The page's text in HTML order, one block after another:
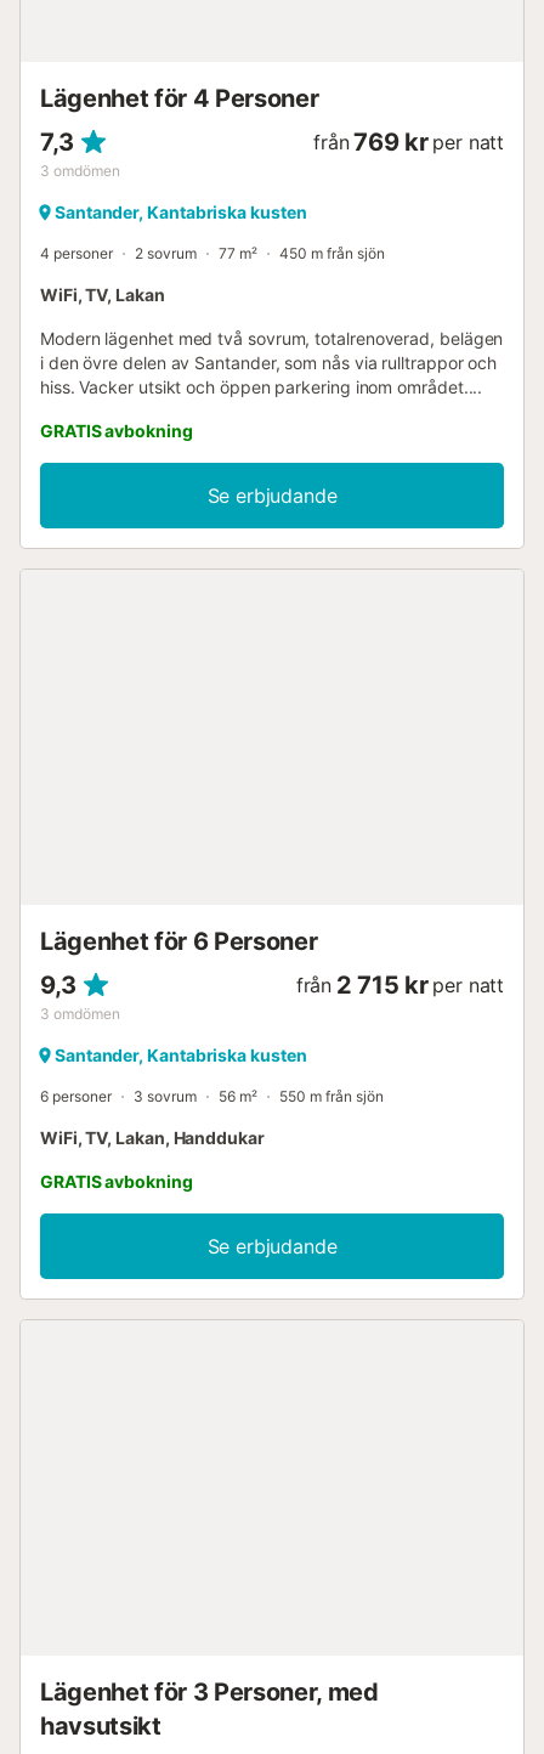
Lägenhet för 4 Personer
7,3
3 omdömen
från 769 kr per natt
Santander, Kantabriska kusten
4 personer 2 sovrum 77 m² 450 m från sjön
WiFi, TV, Lakan
Modern lägenhet med två sovrum, totalrenoverad, belägen
i den övre delen av Santander, som nås via rulltrappor och
hiss. Vacker utsikt och öppen parkering inom området....
GRATIS avbokning
Se erbjudande
Lägenhet för 6 Personer
9,3
3 omdömen
från 2 715 kr per natt
Santander, Kantabriska kusten
6 personer 3 sovrum 56 m² 550 m från sjön
WiFi, TV, Lakan, Handdukar
GRATIS avbokning
Se erbjudande
Lägenhet för 3 Personer, med
havsutsikt